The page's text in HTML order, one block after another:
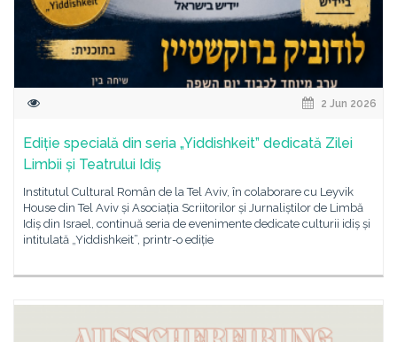
2 Jun 2026
Ediție specială din seria „Yiddishkeit” dedicată Zilei
Limbii și Teatrului Idiș
Institutul Cultural Român de la Tel Aviv, în colaborare cu Leyvik
House din Tel Aviv și Asociația Scriitorilor și Jurnaliștilor de Limbă
Idiș din Israel, continuă seria de evenimente dedicate culturii idiș și
intitulată „Yiddishkeit”, printr-o ediție